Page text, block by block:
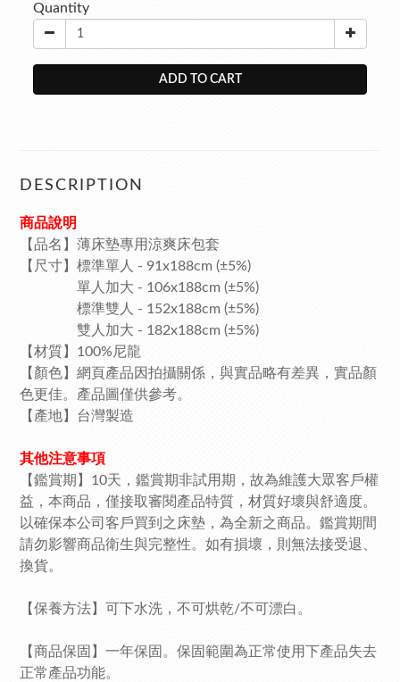
Quantity
ADD TO CART
DESCRIPTION
商品說明
【品名】薄床墊專用涼爽床包套
【尺寸】標準單人 - 91x188cm (±5%)
單人加大 - 106x188cm (±5%)
標準雙人 - 152x188cm (±5%)
雙人加大 - 182x188cm (±5%)
【材質】100%尼龍
【顏色】網頁產品因拍攝關係，與實品略有差異，實品顏
色更佳。產品圖僅供參考。
【產地】台灣製造
其他注意事項
【鑑賞期】10天，鑑賞期非試用期，故為維護大眾客戶權
益，本商品，僅接取審閱產品特質，材質好壞與舒適度。
以確保本公司客戶買到之床墊，為全新之商品。鑑賞期間
請勿影響商品衛生與完整性。如有損壞，則無法接受退、
換貨。
【保養方法】可下水洗，不可烘乾/不可漂白。
【商品保固】一年保固。保固範圍為正常使用下產品失去
正常產品功能。